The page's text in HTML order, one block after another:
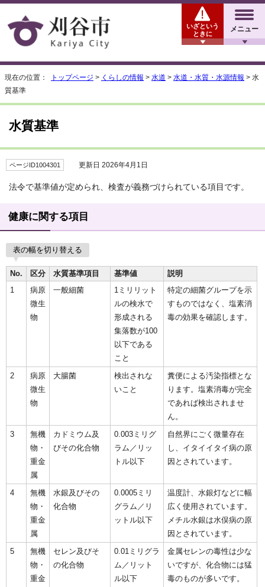
メニュー
いざという
ときに
現在の位置： トップページ > くらしの情報 > 水道 > 水道・水質・水源情報 > 水
質基準
水質基準
ページID1004301 更新日 2026年4月1日
法令で基準値が定められ、検査が義務づけられている項目です。
健康に関する項目
表の幅を切り替える
No. 区分 水質基準項目 基準値
説明
1
病原
微生
物
一般細菌
1ミリリット
ルの検水で
形成される
集落数が100
以下である
こと
特定の細菌グループを示
すものではなく、塩素消
毒の効果を確認します。
2
病原
微生
物
大腸菌
検出されな
いこと
糞便による汚染指標とな
ります。塩素消毒が完全
であれば検出されませ
ん。
3
無機
物・
重金
属
カドミウム及
びその化合物
0.003ミリグ
ラム／リッ
トル以下
自然界にごく微量存在
し、イタイイタイ病の原
因とされています。
4
無機
物・
重金
属
水銀及びその
化合物
0.0005ミリ
グラム／リ
ットル以下
温度計、水銀灯などに幅
広く使用されています。
メチル水銀は水俣病の原
因とされています。
5
無機
物・
重金
セレン及びそ
の化合物
0.01ミリグラ
ム／リット
ル以下
金属セレンの毒性は少な
いですが、化合物には猛
毒のものが多いです。